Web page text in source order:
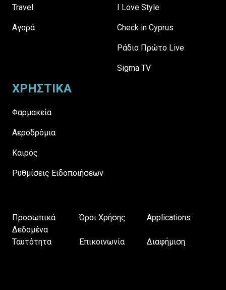
Travel
Αγορά
I Love Style
Check in Cyprus
Ράδιο Πρώτο Live
Sigma TV
ΧΡΗΣΤΙΚΑ
Φαρμακεία
Αεροδρόμια
Καιρός
Ρυθμίσεις Ειδοποιήσεων
Προσωπικά
Δεδομένα
Όροι Χρήσης Applications
Ταυτότητα Επικοινωνία Διαφήμιση